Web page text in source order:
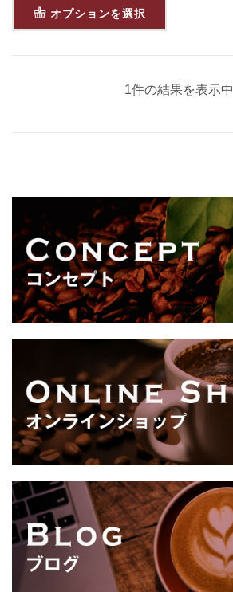
帯:
¥950
オプションを選択
品
は
エ
ー
シ
ョ
ン
が
あ
り
ま
す。
オ
プ
シ
ョ
ン
は
商
品
ペ
ー
ジ
か
ら
1件の結果を表示中